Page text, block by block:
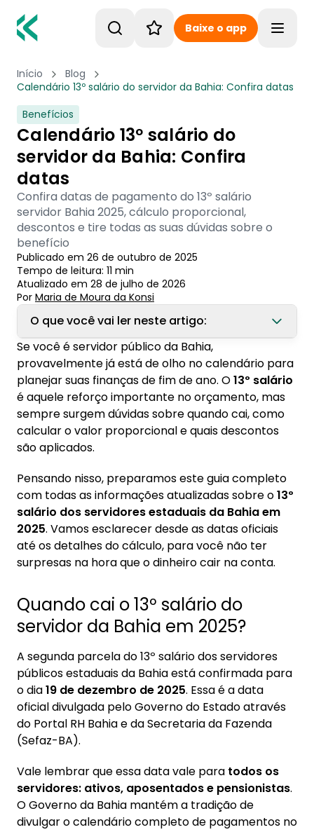
Baixe o app
Início
Blog
Calendário 13º salário do servidor da Bahia: Confira datas
Benefícios
Calendário 13º salário do
servidor da Bahia: Confira
datas
Confira datas de pagamento do 13º salário
servidor Bahia 2025, cálculo proporcional,
descontos e tire todas as suas dúvidas sobre o
benefício
Publicado em 26 de outubro de 2025
Tempo de leitura: 11 min
Atualizado em 28 de julho de 2026
Por Maria de Moura da Konsi
O que você vai ler neste artigo:
1. Quando cai o 13º salário do servidor da Bahia
em 2025?
1.1. Diferença entre servidores ativos, inativos
e pensionistas
2. Como funciona o pagamento da primeira
parcela do 13º para servidor estadual da Bahia
2.1. Opção de receber no mês de aniversário
2.2. Como solicitar a antecipação junto com
as férias
2.3. Prazo para escolher a forma de
recebimento
servidores da Bahia 2025
3.1. Datas de pagamento dos servidores
3.2. Datas de pagamento de aposentados e
pensionistas
3.3. Como consultar seu contracheque no
Portal RH Bahia
4. Como calcular o valor do 13º salário
proporcional do servidor público
4.1. Regra dos 15 dias e o cálculo de 1/12 avos
4.2. Base de cálculo: o que entra na conta do
13º
Se você é servidor público da Bahia,
provavelmente já está de olho no calendário para
planejar suas finanças de fim de ano. O13º salário
é aquele reforço importante no orçamento, mas
sempre surgem dúvidas sobre quando cai, como
calcular o valor proporcional e quais descontos
são aplicados.
Pensando nisso, preparamos este guia completo
com todas as informações atualizadas sobre o13º
salário dos servidores estaduais da Bahia em
2025. Vamos esclarecer desde as datas oficiais
até os detalhes do cálculo, para você não ter
surpresas na hora que o dinheiro cair na conta.
Quando cai o 13º salário do
servidor da Bahia em 2025?
A segunda parcela do 13º salário dos servidores
públicos estaduais da Bahia está confirmada para
o dia19 de dezembro de 2025. Essa é a data
oficial divulgada pelo Governo do Estado através
do Portal RH Bahia e da Secretaria da Fazenda
(Sefaz-BA).
Vale lembrar que essa data vale para todos os
servidores: ativos, aposentados e pensionistas.
O Governo da Bahia mantém a tradição de
divulgar o calendário completo de pagamentos no